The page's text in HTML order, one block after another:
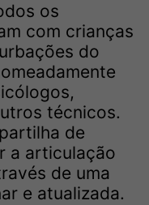
os
com crianças
do
técnicos.
de
a articulação
de uma
e atualizada.